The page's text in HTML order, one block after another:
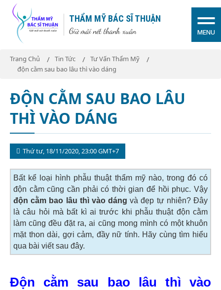
THẨM MỸ BÁC SĨ THUẬN
Giữ mãi nét thanh xuân MENU
Trang Chủ Tin Tức
Tư Vấn Thẩm Mỹ
độn cằm sau bao lâu thì vào dáng
ĐỘN CẰM SAU BAO LÂU
THÌ VÀO DÁNG
Thứ tư, 18/11/2020, 23:00 GMT+7
Bất kể loại hình phẫu thuật thẩm mỹ nào, trong đó có
độn cằm cũng cần phải có thời gian để hồi phục. Vậy
độn cằm bao lâu thì vào dángvà đẹp tự nhiên? Đây
là câu hỏi mà bất kì ai trước khi phẫu thuật độn cằm
làm cũng đều đặt ra, ai cũng mong mình có một khuôn
mặt thon dài, gợi cảm, đầy nữ tính. Hãy cùng tìm hiểu
qua bài viết sau đây.
Độn cằm sau bao lâu thì vào